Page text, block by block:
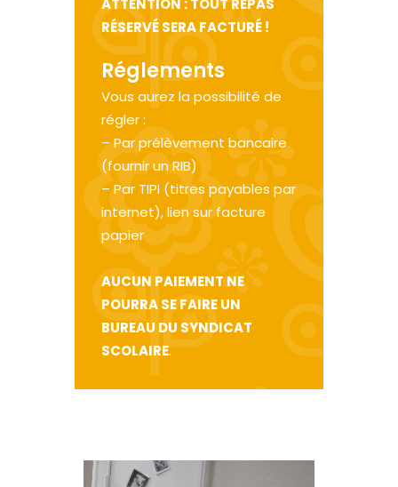
RÉSERVÉ SERA FACTURÉ !
Réglements
Vous aurez la possibilité de
régler :
– Par prélèvement bancaire
(fournir un RIB)
– Par TIPI (titres payables par
internet), lien sur facture
papier
AUCUN PAIEMENT NE
POURRA SE FAIRE UN
BUREAU DU SYNDICAT
SCOLAIRE.